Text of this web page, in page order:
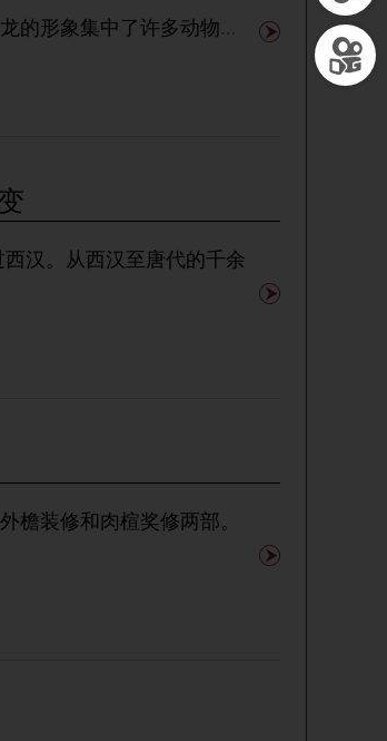
的形象集中了许多动物的
檐装修和肉楦奖修两部。